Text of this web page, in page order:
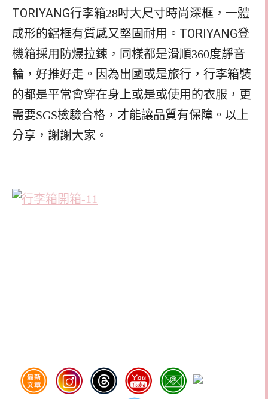
TORIYANG行李箱28吋大尺寸時尚深框，一體
成形的鋁框有質感又堅固耐用。 TORIYANG登
機箱採用防爆拉鍊，同樣都是滑順360度靜音
輪，好推好走。因為出國或是旅行，行李箱裝
的都是平常會穿在身上或是或使用的衣服，更
需要SGS檢驗合格，才能讓品質有保障。以上
分享，謝謝大家。